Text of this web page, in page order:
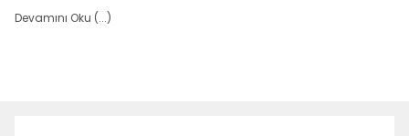
Devamını Oku (...)